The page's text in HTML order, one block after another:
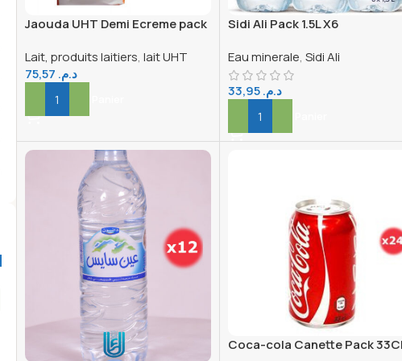
Jaouda UHT Demi Ecreme pack
Lait, produits laitiers, lait UHT
د.م.
Ajouter Au Panier
Sidi Ali Pack 1.5L X6
Eau minerale, Sidi Ali
د.م.33,95
Ajouter Au Panier
Coca-cola Canette Pack